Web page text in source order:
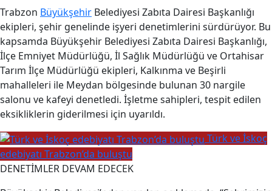
Trabzon Büyükşehir Belediyesi Zabıta Dairesi Başkanlığı
ekipleri, şehir genelinde işyeri denetimlerini sürdürüyor. Bu
kapsamda Büyükşehir Belediyesi Zabıta Dairesi Başkanlığı,
İlçe Emniyet Müdürlüğü, İl Sağlık Müdürlüğü ve Ortahisar
Tarım İlçe Müdürlüğü ekipleri, Kalkınma ve Beşirli
mahalleleri ile Meydan bölgesinde bulunan 30 nargile
salonu ve kafeyi denetledi. İşletme sahipleri, tespit edilen
eksikliklerin giderilmesi için uyarıldı.
Türk ve İskoç
edebiyatı Trabzon’da buluştu
DENETİMLER DEVAM EDECEK